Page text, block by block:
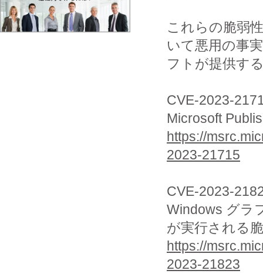
これらの脆弱
いて悪用の事
フトが提供す
CVE-2023-
Microsoft
https://
2023-21715
CVE-2023-
Windows グラ
が実行される
https://
2023-21823